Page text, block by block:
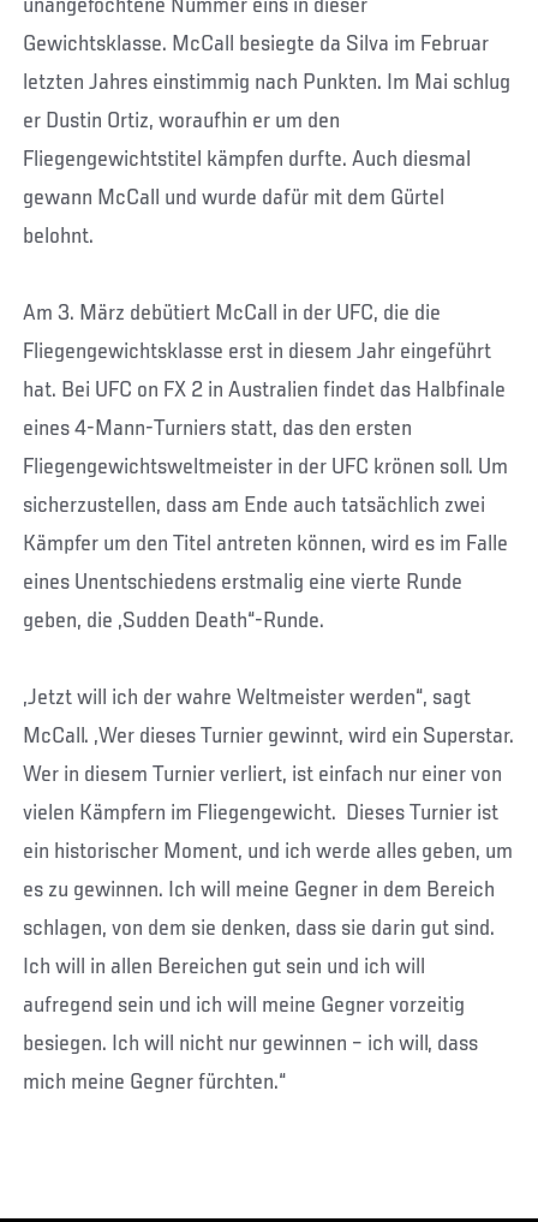
unangefochtene Nummer eins in dieser
Gewichtsklasse. McCall besiegte da Silva im Februar
letzten Jahres einstimmig nach Punkten. Im Mai schlug
er Dustin Ortiz, woraufhin er um den
Fliegengewichtstitel kämpfen durfte. Auch diesmal
gewann McCall und wurde dafür mit dem Gürtel
belohnt.
Am 3. März debütiert McCall in der UFC, die die
Fliegengewichtsklasse erst in diesem Jahr eingeführt
hat. Bei UFC on FX 2 in Australien findet das Halbfinale
eines 4-Mann-Turniers statt, das den ersten
Fliegengewichtsweltmeister in der UFC krönen soll. Um
sicherzustellen, dass am Ende auch tatsächlich zwei
Kämpfer um den Titel antreten können, wird es im Falle
eines Unentschiedens erstmalig eine vierte Runde
geben, die „Sudden Death“-Runde.
„Jetzt will ich der wahre Weltmeister werden“, sagt
McCall. „Wer dieses Turnier gewinnt, wird ein Superstar.
Wer in diesem Turnier verliert, ist einfach nur einer von
vielen Kämpfern im Fliegengewicht. Dieses Turnier ist
ein historischer Moment, und ich werde alles geben, um
es zu gewinnen. Ich will meine Gegner in dem Bereich
schlagen, von dem sie denken, dass sie darin gut sind.
Ich will in allen Bereichen gut sein und ich will
aufregend sein und ich will meine Gegner vorzeitig
besiegen. Ich will nicht nur gewinnen – ich will, dass
mich meine Gegner fürchten.“